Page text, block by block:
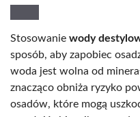
Stosowanie wody
sposób, aby zapobiec
woda jest wolna od
znacząco obniża ryzyko
osadów, które mogą